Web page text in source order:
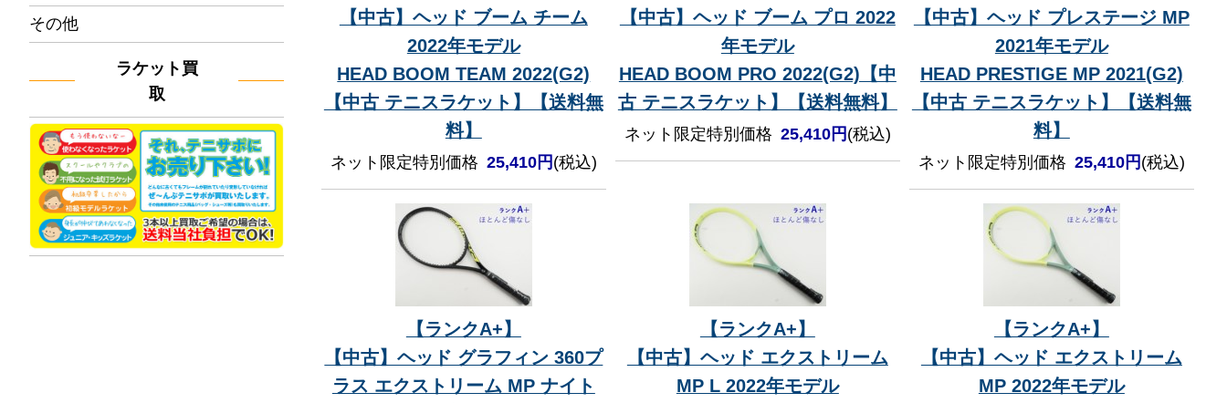
その他
ラケット買
取
【中古】ヘッド ブーム チーム
2022年モデル
HEAD BOOM TEAM 2022(G2)
【中古 テニスラケット】【送料無
料】
ネット限定特別価格 25,410円 (税込)
【中古】ヘッド ブーム プロ 2022
年モデル
HEAD BOOM PRO 2022(G2)【中
古 テニスラケット】【送料無料】
ネット限定特別価格 25,410円 (税込)
【中古】ヘッド プレステージ MP
2021年モデル
HEAD PRESTIGE MP 2021(G2)
【中古 テニスラケット】【送料無
料】
ネット限定特別価格 25,410円 (税込)
【ランクA+】
【中古】ヘッド グラフィン 360プ
ラス エクストリーム MP ナイト
【ランクA+】
【中古】ヘッド エクストリーム
MP L 2022年モデル
【ランクA+】
【中古】ヘッド エクストリーム
MP 2022年モデル